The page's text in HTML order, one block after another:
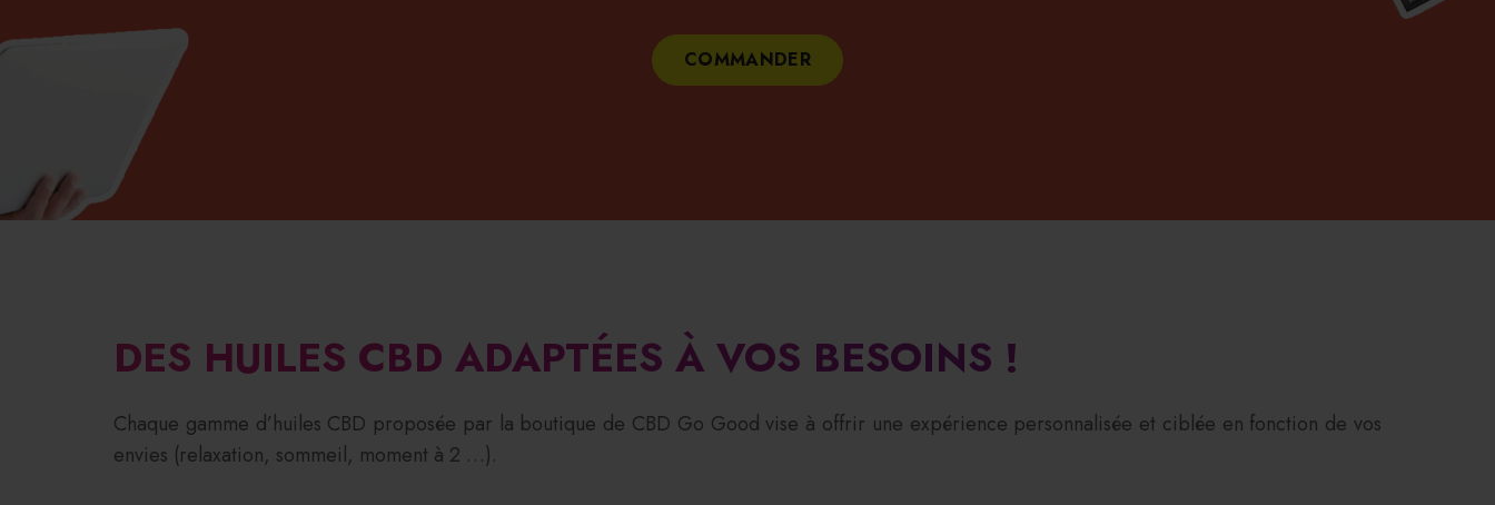
COMMANDER
DES HUILES CBD ADAPTÉES À VOS BESOINS !
Chaque gamme d’huiles CBD proposée par la boutique de CBD Go Good vise à offrir une expérience personnalisée et ciblée en fonction de vos
envies (relaxation, sommeil, moment à 2 …).